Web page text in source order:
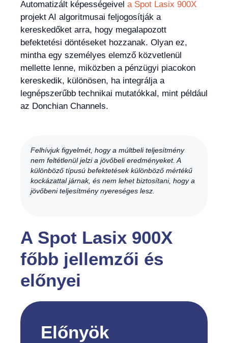
Automatizált képességeivel a Spot Lasix 900X
projekt AI algoritmusai feljogosítják a
kereskedőket arra, hogy megalapozott
befektetési döntéseket hozzanak. Olyan ez,
mintha egy személyes elemző közvetlenül
mellette lenne, miközben a pénzügyi piacokon
kereskedik, különösen, ha integrálja a
legnépszerűbb technikai mutatókkal, mint például
az Donchian Channels.
Felhívjuk figyelmét, hogy a múltbeli teljesítmény
nem feltétlenül jelzi a jövőbeli eredményeket. A
különböző típusú befektetések különböző mértékű
kockázattal járnak, és nem lehet biztosítani, hogy a
jövőbeni teljesítmény nyereséges lesz.
A Spot Lasix 900X
főbb jellemzői és
előnyei
Előnyök